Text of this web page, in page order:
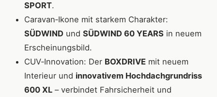
SPORT.
Caravan‐Ikone mit starkem Charakter:
SÜDWIND und SÜDWIND 60 YEARS in neuem
Erscheinungsbild.
CUV‐Innovation: Der BOXDRIVE mit neuem
Interieur und innovativem Hochdachgrundriss
600 XL – verbindet Fahrsicherheit und